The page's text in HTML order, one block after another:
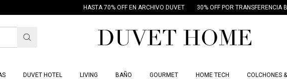
HASTA 70% OFF EN ARCHIVO DUVET 30% OFF POR TRANSFERENCIA BANCARIA 18
DUVET HOTEL LIVING BAÑO GOURMET HOME TECH COLCHONES